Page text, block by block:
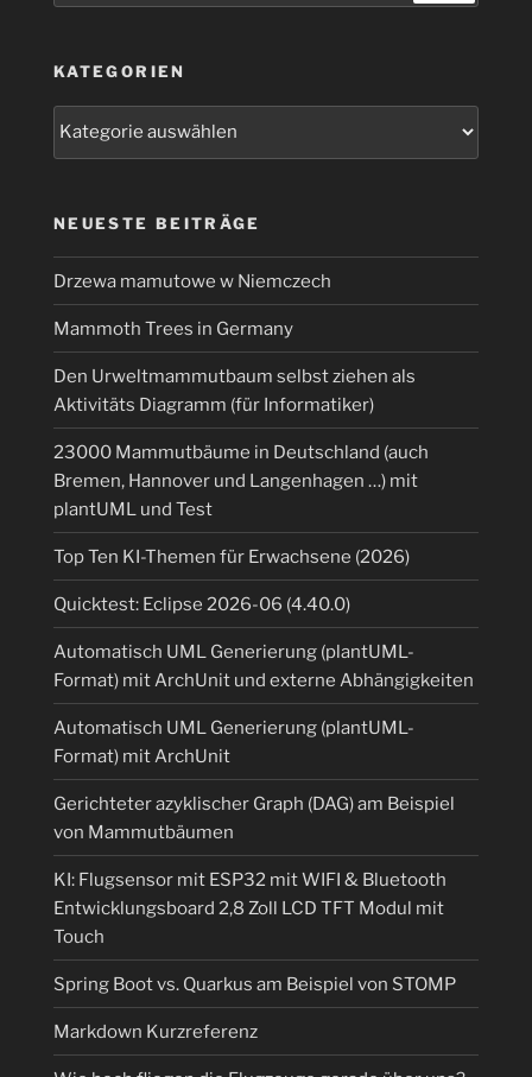
KATEGORIEN
NEUESTE BEITRÄGE
Drzewa mamutowe w Niemczech
Mammoth Trees in Germany
Den Urweltmammutbaum selbst ziehen als
Aktivitäts Diagramm (für Informatiker)
23000 Mammutbäume in Deutschland (auch
Bremen, Hannover und Langenhagen …) mit
plantUML und Test
Top Ten KI-Themen für Erwachsene (2026)
Quicktest: Eclipse 2026-06 (4.40.0)
Automatisch UML Generierung (plantUML-
Format) mit ArchUnit und externe Abhängigkeiten
Automatisch UML Generierung (plantUML-
Format) mit ArchUnit
Gerichteter azyklischer Graph (DAG) am Beispiel
von Mammutbäumen
KI: Flugsensor mit ESP32 mit WIFI & Bluetooth
Entwicklungsboard 2,8 Zoll LCD TFT Modul mit
Touch
Spring Boot vs. Quarkus am Beispiel von STOMP
Markdown Kurzreferenz